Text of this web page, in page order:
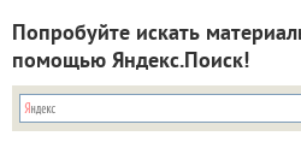
Попробуйте искать
помощью Яндекс.Поиск!